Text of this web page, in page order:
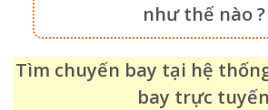
như thế nào ?
Tìm chuyến bay tại hệ
bay trực tuyến